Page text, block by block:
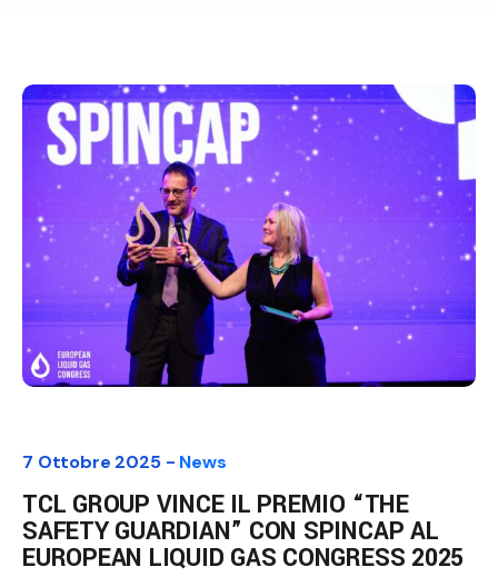
7 Ottobre 2025 - News
TCL GROUP VINCE IL PREMIO “THE
SAFETY GUARDIAN” CON SPINCAP AL
EUROPEAN LIQUID GAS CONGRESS 2025